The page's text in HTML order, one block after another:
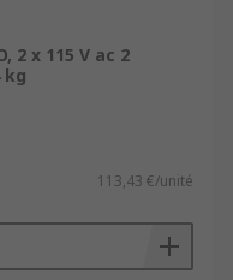
2 x 115 V ac 2
kg
113,43 €/unité